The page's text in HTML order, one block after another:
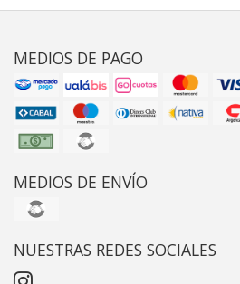
MEDIOS DE PAGO
MEDIOS DE ENVÍO
NUESTRAS REDES SOCIALES